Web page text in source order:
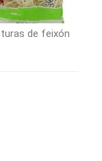
de feixón